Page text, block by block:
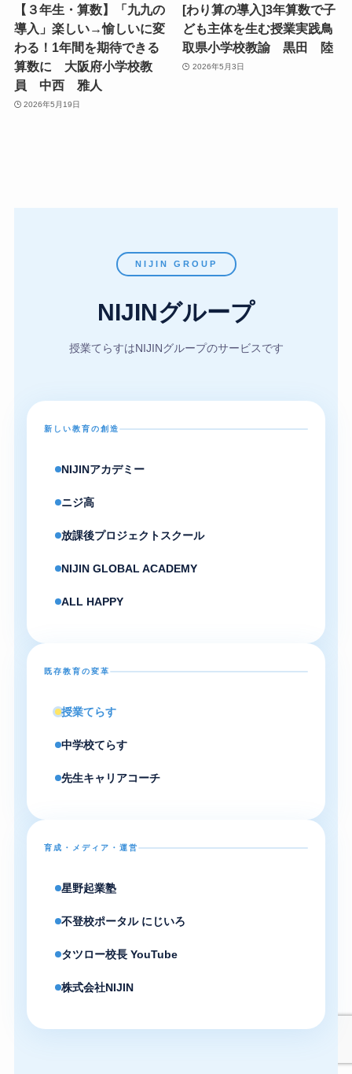
【３年生・算数】「九九の
導入」楽しい→愉しいに変
わる！1年間を期待できる
算数に 大阪府小学校教
員 中西 雅人
2026年5月19日
[わり算の導入]3年算数で子
ども主体を生む授業実践鳥
取県小学校教諭 黒田 陸
2026年5月3日
NIJIN GROUP
NIJINグループ
授業てらすはNIJINグループのサービスです
新しい教育の創造
NIJINアカデミー
ニジ高
放課後プロジェクトスクール
NIJIN GLOBAL ACADEMY
ALL HAPPY
既存教育の変革
授業てらす
中学校てらす
先生キャリアコーチ
育成・メディア・運営
星野起業塾
不登校ポータル にじいろ
タツロー校長 YouTube
株式会社NIJIN